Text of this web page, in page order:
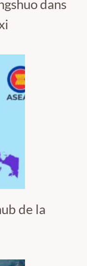
dans
de la